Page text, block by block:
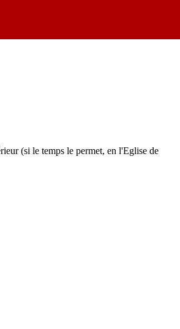
(si le temps le permet, en l'Eglise de